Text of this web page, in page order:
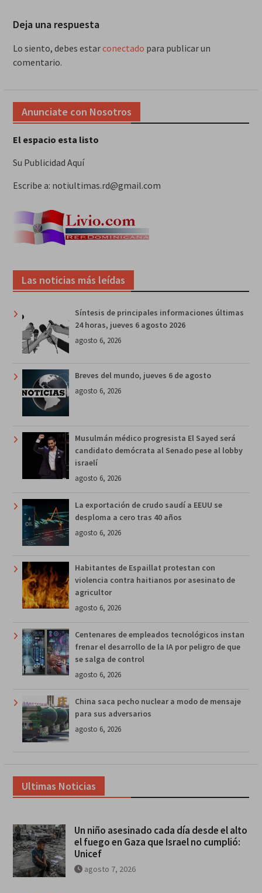
Deja una respuesta
Lo siento, debes estarconectado para publicar un
comentario.
Anunciate con Nosotros
El espacio esta listo
Su Publicidad Aquí
Escribe a: notiultimas.rd@gmail.com
Las noticias más leídas
Síntesis de principales informaciones últimas
24 horas, jueves 6 agosto 2026
agosto 6, 2026
Breves del mundo, jueves 6 de agosto
agosto 6, 2026
Musulmán médico progresista El Sayed será
candidato demócrata al Senado pese al lobby
israelí
agosto 6, 2026
La exportación de crudo saudí a EEUU se
desploma a cero tras 40 años
agosto 6, 2026
Habitantes de Espaillat protestan con
violencia contra haitianos por asesinato de
agricultor
agosto 6, 2026
Centenares de empleados tecnológicos instan
frenar el desarrollo de la IA por peligro de que
se salga de control
agosto 6, 2026
China saca pecho nuclear a modo de mensaje
para sus adversarios
agosto 6, 2026
Ultimas Noticias
Un niño asesinado cada día desde el alto
el fuego en Gaza que Israel no cumplió:
Unicef
agosto 7, 2026